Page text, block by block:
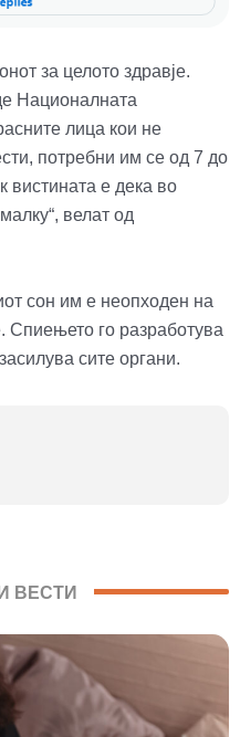
за целото здравје.
Националната
лица кои не
потребни им се од 7 до
вистината е дека во
велат од
сон им е неопходен на
Спиењето го разработува
сите органи.
ВЕСТИ